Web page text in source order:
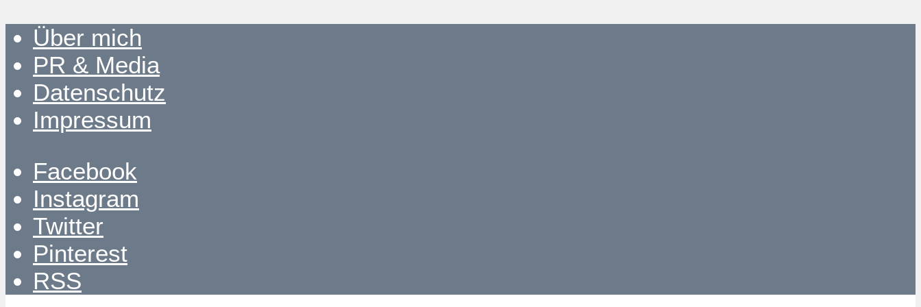
Über mich
PR & Media
Datenschutz
Impressum
Facebook
Instagram
Twitter
Pinterest
RSS